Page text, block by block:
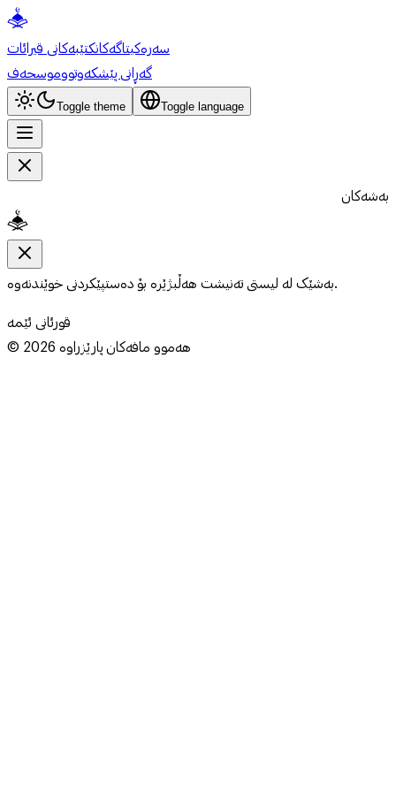
سەرەکیتاگەکانکتێبەکانی قیرائات
گەڕانی پێشکەوتووموسحەف
Toggle theme Toggle language
بەشەکان
بەشێک لە لیستی تەنیشت هەڵبژێرە بۆ دەستپێکردنی خوێندنەوە.
قورئانی ئێمە
© 2026هەموو مافەکان پارێزراوە